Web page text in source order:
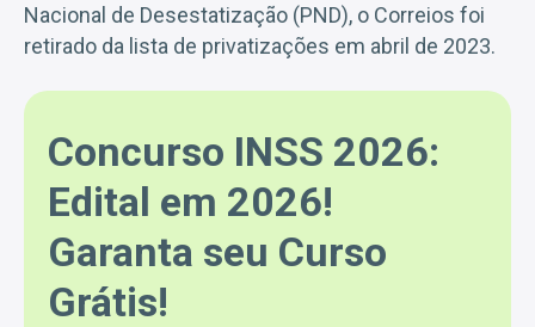
Nacional de Desestatização (PND), o Correios foi
retirado da lista de privatizações em abril de 2023.
Concurso INSS 2026:
Edital em 2026!
Garanta seu Curso
Grátis!